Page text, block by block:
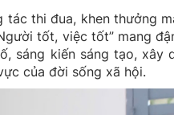
thi đua, khen thưởng
tốt, việc tốt” mang
sáng kiến sáng tạo, xây
của đời sống xã hội.